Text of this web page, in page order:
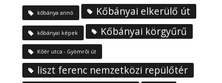
kőbánya annó Kőbányai elkerülő út
kőbányai képek Kőbányai körgyűrű
Kőér utca - Gyömrői út
liszt ferenc nemzetközi repülőtér